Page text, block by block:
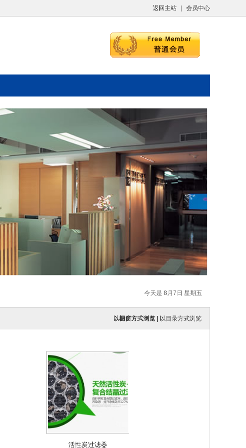
返回主站 会员中心
今天是 8月7日 星期五
以橱窗方式浏览 以目录方式浏览
活性炭过滤器